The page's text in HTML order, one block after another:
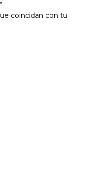
coincidan con tu